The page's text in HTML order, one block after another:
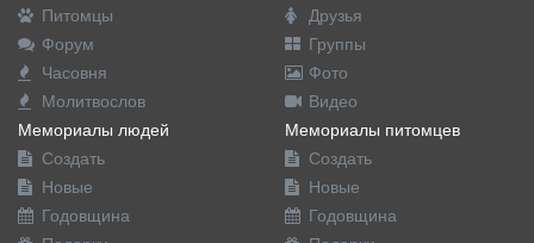
Питомцы
Форум
Часовня
Молитвослов
Друзья
Группы
Фото
Видео
Мемориалы людей
Создать
Новые
Годовщина
Мемориалы питомцев
Создать
Новые
Годовщина